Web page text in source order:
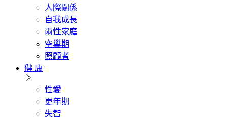
人際關係
自我成長
兩性家庭
空巢期
照顧者
健 康
性愛
更年期
失智